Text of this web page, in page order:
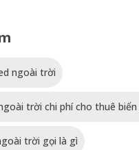
ngoài trời
trời chi phí cho thuê
trời gọi là gì